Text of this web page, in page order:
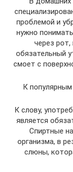
проблемой и
нужно
через
обязательный
смоет с
К
К слову,
является
Спиртные
организма, в
слюны,